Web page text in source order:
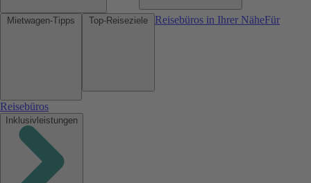
Reisebüros in Ihrer NäheFür
Reisebüros
Inklusivleistungen